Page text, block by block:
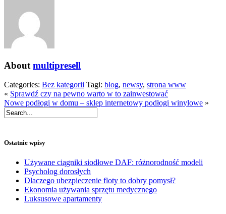
About multipresell
Categories: Bez kategorii Tagi: blog, newsy, strona www
« Sprawdź czy na pewno warto w to zainwestować
Nowe podłogi w domu – sklep internetowy podłogi winylowe »
Ostatnie wpisy
Używane ciągniki siodłowe DAF: różnorodność modeli
Psycholog dorosłych
Dlaczego ubezpieczenie floty to dobry pomysł?
Ekonomia używania sprzętu medycznego
Luksusowe apartamenty